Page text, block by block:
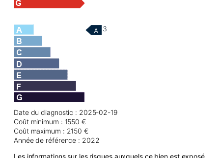
A 3
Date du diagnostic : 2025-02-19
Coût minimum : 1550 €
Coût maximum : 2150 €
Année de référence : 2022
Les informations sur les risques auxquels ce bien est exposé